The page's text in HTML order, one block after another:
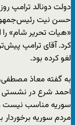
دولت دونالد ترامپ
حسن نیت
«هیات تحریر شام»
کرد. آقای ترامپ
لغو کرده بود.
به گفته معاذ
احمد شرع در نشستی
سوریه مناسب نیست و
مردم سوریه برخوردار